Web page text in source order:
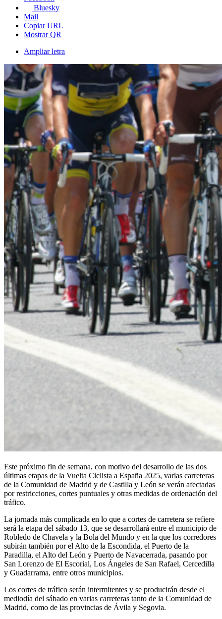
Bluesky
Mail
Copiar URL
Mostrar QR
Ampliar letra
Este próximo fin de semana, con motivo del desarrollo de las dos
últimas etapas de la Vuelta Ciclista a España 2025, varias carreteras
de la Comunidad de Madrid y de Castilla y León se verán afectadas
por restricciones, cortes puntuales y otras medidas de ordenación del
tráfico.
La jornada más complicada en lo que a cortes de carretera se refiere
será la etapa del sábado 13, que se desarrollará entre el municipio de
Robledo de Chavela y la Bola del Mundo y en la que los corredores
subirán también por el Alto de la Escondida, el Puerto de la
Paradilla, el Alto del León y Puerto de Navacerrada, pasando por
San Lorenzo de El Escorial, Los Ángeles de San Rafael, Cercedilla
y Guadarrama, entre otros municipios.
Los cortes de tráfico serán intermitentes y se producirán desde el
mediodía del sábado en varias carreteras tanto de la Comunidad de
Madrid, como de las provincias de Ávila y Segovia.